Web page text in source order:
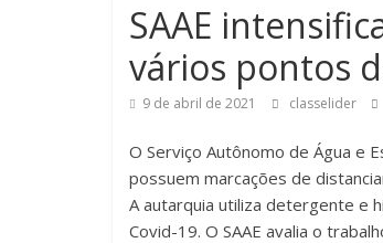
SAAE
vários pontos
9 de abril de 2021 classelider
O Serviço Autônomo de Água e
possuem marcações de
A autarquia utiliza detergente e
Covid-19. O SAAE avalia o